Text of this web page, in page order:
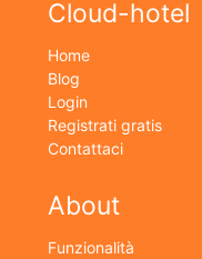
Cloud-hotel
Home
Blog
Login
Registrati gratis
Contattaci
About
Funzionalità